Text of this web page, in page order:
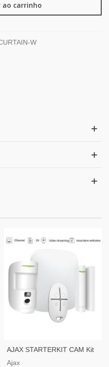
ao carrinho
W
AJAX STARTERKIT CAM Kit
De Alarme Com Motioncam,
Ajax